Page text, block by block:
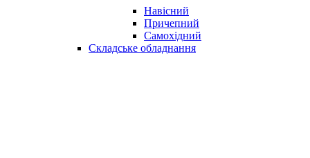
Навісний
Причепний
Самохідний
Складське обладнання